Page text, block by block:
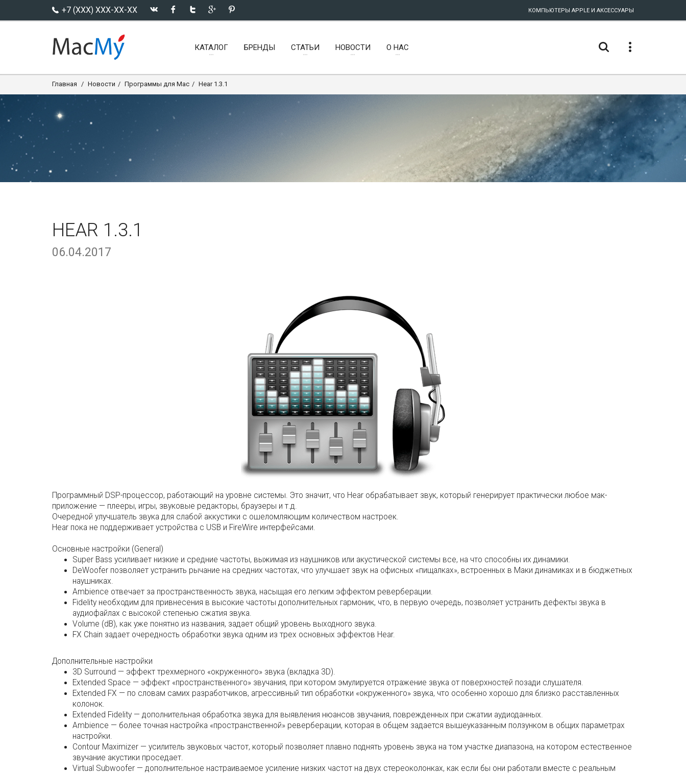
+7 (XXX) XXX-XX-XX КОМПЬЮТЕРЫ APPLE И АКСЕССУАРЫ
КАТАЛОГ БРЕНДЫ СТАТЬИ НОВОСТИ О НАС
Главная Новости Программы для Mac Hear 1.3.1
HEAR 1.3.1
06.04.2017
Программный DSP-процессор, работающий на уровне системы. Это значит, что Hear обрабатывает звук, который генерирует практически любое мак-
приложение — плееры, игры, звуковые редакторы, браузеры и т.д.
Очередной улучшатель звука для слабой аккустики с ошеломляющим количеством настроек.
Hear пока не поддерживает устройства с USB и FireWire интерфейсами.
Основные настройки (General)
Super Bass усиливает низкие и средние частоты, выжимая из наушников или акустической системы все, на что способны их динамики.
DeWoofer позволяет устранить рычание на средних частотах, что улучшает звук на офисных «пищалках», встроенных в Маки динамиках и в бюджетных
наушниках.
Ambience отвечает за пространственность звука, насыщая его легким эффектом реверберации.
Fidelity необходим для привнесения в высокие частоты дополнительных гармоник, что, в первую очередь, позволяет устранить дефекты звука в
аудиофайлах с высокой степенью сжатия звука.
Volume (dB), как уже понятно из названия, задает общий уровень выходного звука.
FX Chain задает очередность обработки звука одним из трех основных эффектов Hear.
Дополнительные настройки
3D Surround — эффект трехмерного «окруженного» звука (вкладка 3D).
Extended Space — эффект «пространственного» звучания, при котором эмулируется отражение звука от поверхностей позади слушателя.
Extended FX — по словам самих разработчиков, агрессивный тип обработки «окруженного» звука, что особенно хорошо для близко расставленных
колонок.
Extended Fidelity — дополнительная обработка звука для выявления нюансов звучания, поврежденных при сжатии аудиоданных.
Ambience — более точная настройка «пространственной» реверберации, которая в общем задается вышеуказанным ползунком в общих параметрах
настройки.
Contour Maximizer — усилитель звуковых частот, который позволяет плавно поднять уровень звука на том участке диапазона, на котором естественное
звучание акустики проседает.
Virtual Subwoofer — дополнительное настраиваемое усиление низких частот на двух стереоколонках, как если бы они работали вместе с реальным